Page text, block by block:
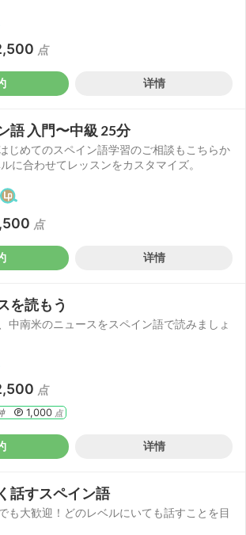
点
详情
語 入門〜中級 25分
じめてのスペイン語学習のご相談もこちらか
に合わせてレッスンをカスタマイズ。
点
详情
を読もう
中南米のニュースをスペイン語で読みましょ
点
1,000点
详情
話すスペイン語
も大歓迎！どのレベルにいても話すことを目